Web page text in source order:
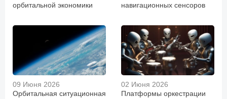
орбитальной экономики
навигационных сенсоров
09 Июня 2026
Орбитальная ситуационная
02 Июня 2026
Платформы оркестрации